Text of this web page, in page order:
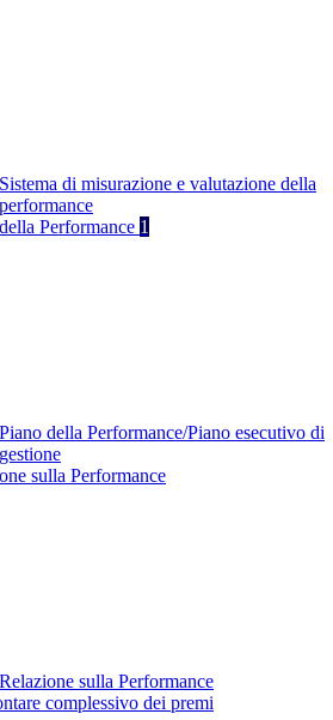
Sistema di misurazione e valutazione della
performance
Performance 1
Piano della Performance/Piano esecutivo di
gestione
sulla Performance
Relazione sulla Performance
complessivo dei premi